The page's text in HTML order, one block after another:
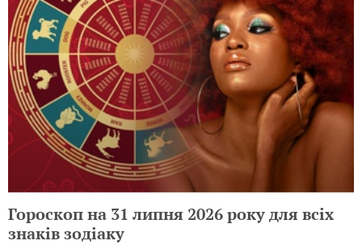
Гороскоп на 31 липня 2026 року для всіх
знаків зодіаку